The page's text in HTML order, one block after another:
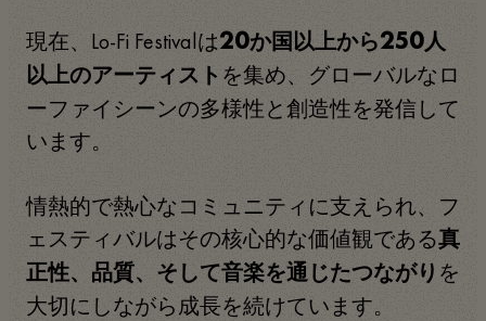
現在、Lo-Fi Festivalは20か国以上から250人
以上のアーティスト を集め、グローバルなロ
ーファイシーンの多様性と創造性を発信して
います。
情熱的で熱心なコミュニティに支えられ、フ
ェスティバルはその核心的な価値観である真
正性、品質、そして音楽を通じたつながり を
大切にしながら成長を続けています。